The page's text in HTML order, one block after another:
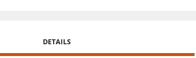
DETAILS